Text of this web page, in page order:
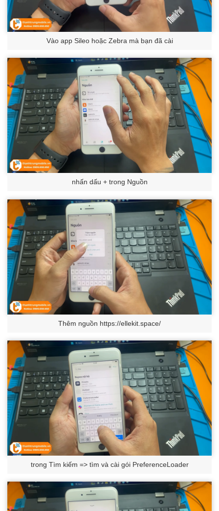
Vào app Sileo hoặc Zebra mà bạn đã cài
nhấn dấu + trong Nguồn
Thêm nguồn https://ellekit.space/
trong Tìm kiếm => tìm và cài gói PreferenceLoader